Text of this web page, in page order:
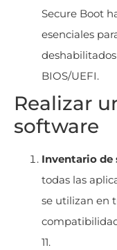
Secure Boot
esenciales
BIOS/UEFI.
Realizar
software
Inventario de
todas las
se utilizan en
11.